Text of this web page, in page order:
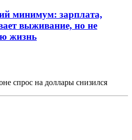
минимум: зарплата,
выживание, но не
жизнь
спрос на доллары снизился